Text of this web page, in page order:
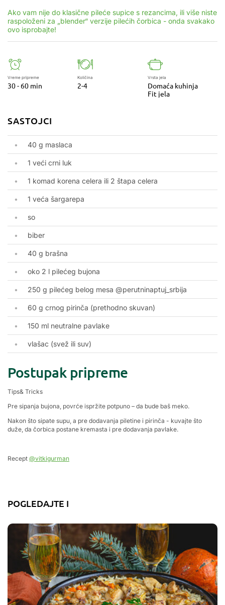
Ako vam nije do klasične pileće supice s rezancima, ili više niste
raspoloženi za „blender“ verzije pilećih čorbica - onda svakako
ovo isprobajte!
Vreme pripreme
30 - 60 min
Količina
2-4
Vrsta jela
Domaća kuhinja
Fit jela
SASTOJCI
40 g maslaca
1 veći crni luk
1 komad korena celera ili 2 štapa celera
1 veća šargarepa
so
biber
40 g brašna
oko 2 l pilećeg bujona
250 g pilećeg belog mesa @perutninaptuj_srbija
60 g crnog pirinča (prethodno skuvan)
150 ml neutralne pavlake
vlašac (svež ili suv)
Postupak pripreme
Tips& Tricks
Pre sipanja bujona, povrće ispržite potpuno – da bude baš meko.
Nakon što sipate supu, a pre dodavanja piletine i pirinča - kuvajte što
duže, da čorbica postane kremasta i pre dodavanja pavlake.
Recept @vitkigurman
POGLEDAJTE I